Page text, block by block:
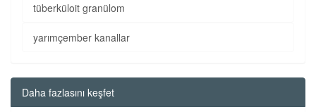
tüberküloit granülom
yarımçember kanallar
Daha fazlasını keşfet